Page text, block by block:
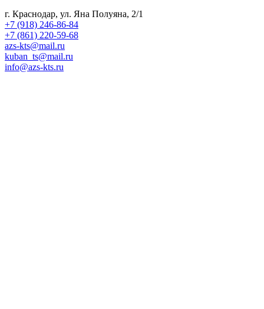
г. Краснодар, ул. Яна Полуяна, 2/1
+7 (918) 246-86-84
+7 (861) 220-59-68
azs-kts@mail.ru
kuban_ts@mail.ru
info@azs-kts.ru